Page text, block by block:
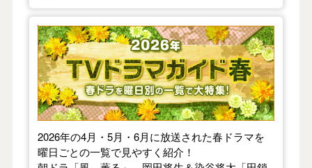
【2026年春】TVドラマガイド
2026年の4月・5月・6月に放送された春ドラマを
曜日ごとの一覧で見やすく紹介！